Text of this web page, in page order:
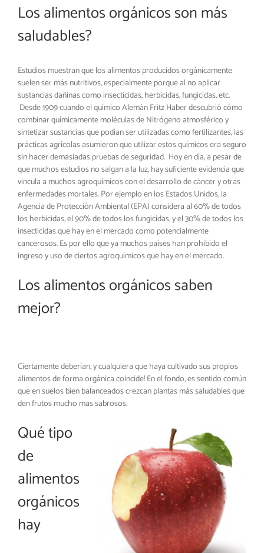
Los alimentos orgánicos son más
saludables?
Estudios muestran que los alimentos producidos orgánicamente
suelen ser más nutritivos, especialmente porque al no aplicar
sustancias dañinas como insecticidas, herbicidas, fungicidas, etc.
Desde 1909 cuando el químico Alemán Fritz Haber descubrió cómo
combinar químicamente moléculas de Nitrógeno atmosférico y
sintetizar sustancias que podían ser utilizadas como fertilizantes, las
prácticas agrícolas asumieron que utilizar estos químicos era seguro
sin hacer demasiadas pruebas de seguridad. Hoy en día, a pesar de
que muchos estudios no salgan a la luz, hay suficiente evidencia que
vincula a muchos agroquímicos con el desarrollo de cáncer y otras
enfermedades mortales. Por ejemplo en los Estados Unidos, la
Agencia de Protección Ambiental (EPA) considera al 60% de todos
los herbicidas, el 90% de todos los fungicidas, y el 30% de todos los
insecticidas que hay en el mercado como potencialmente
cancerosos. Es por ello que ya muchos países han prohibido el
ingreso y uso de ciertos agroquímicos que hay en el mercado.
Los alimentos orgánicos saben
mejor?
Ciertamente deberían, y cualquiera que haya cultivado sus propios
alimentos de forma orgánica coincide! En el fondo, es sentido común
que en suelos bien balanceados crezcan plantas más saludables que
den frutos mucho mas sabrosos.
Qué tipo
de
alimentos
orgánicos
hay